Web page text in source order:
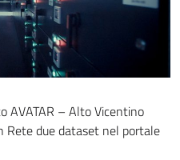
AVATAR – Alto Vicentino
Rete due dataset nel portale